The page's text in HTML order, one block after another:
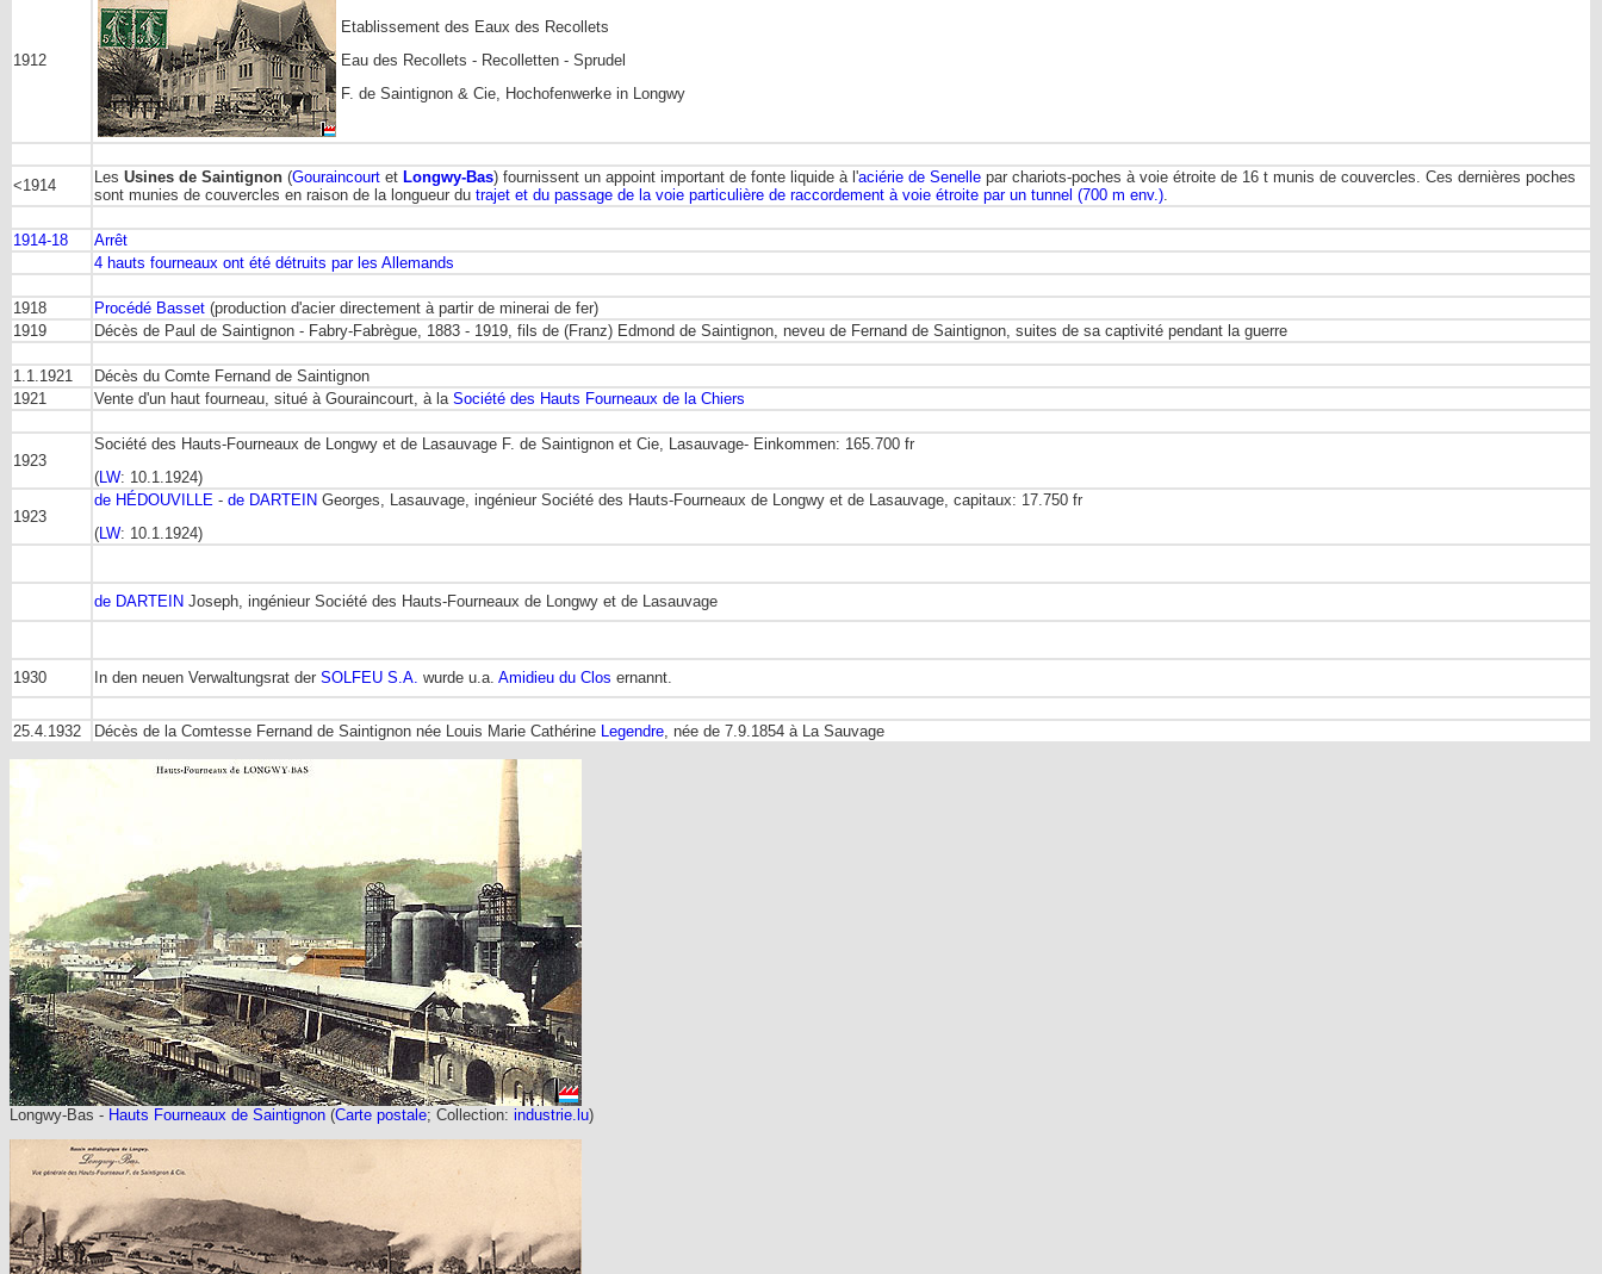
1912
Etablissement des Eaux des Recollets
Eau des Recollets - Recolletten - Sprudel
F. de Saintignon & Cie, Hochofenwerke in Longwy
<1914 Les Usines de Saintignon (Gouraincourt et Longwy-Bas) fournissent un appoint important de fonte liquide à l'aciérie de Senelle par chariots-poches à voie étroite de 16 t munis de couvercles. Ces dernières poches
sont munies de couvercles en raison de la longueur du trajet et du passage de la voie particulière de raccordement à voie étroite par un tunnel (700 m env.)
1914-18
Arrêt
4 hauts fourneaux ont été détruits par les Allemands
1918 Procédé Basset (production d'acier directement à partir de minerai de fer)
1919
Décès de Paul de Saintignon - Fabry-Fabrègue, 1883 - 1919, fils de (Franz) Edmond de Saintignon, neveu de Fernand de Saintignon, suites de sa captivité pendant la guerre
1.1.1921
Décès du Comte Fernand de Saintignon
1921
Vente d'un haut fourneau, situé à Gouraincourt, à la Société des Hauts Fourneaux de la Chiers
1923
Société des Hauts-Fourneaux de Longwy et de Lasauvage F. de Saintignon et Cie, Lasauvage- Einkommen: 165.700 fr
( LW: 10.1.1924)
1923
de HÉDOUVILLE - de DARTEIN Georges, Lasauvage, ingénieur Société des Hauts-Fourneaux de Longwy et de Lasauvage, capitaux: 17.750 fr
( LW: 10.1.1924)
de DARTEIN Joseph, ingénieur Société des Hauts-Fourneaux de Longwy et de Lasauvage
1930 In den neuen Verwaltungsrat der SOLFEU S.A. wurde u.a. Amidieu du Clos ernannt.
25.4.1932 Décès de la Comtesse Fernand de Saintignon née Louis Marie Cathérine Legendre , née de 7.9.1854 à La Sauvage
Longwy-Bas - Hauts Fourneaux de Saintignon (Carte postale; Collection: industrie.lu)